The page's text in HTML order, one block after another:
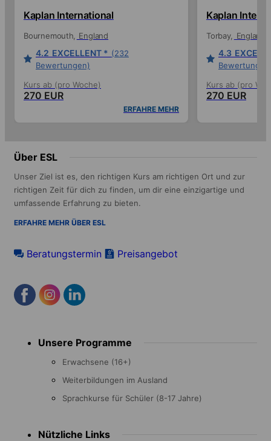
und 3 arabisch sprechende
strenge Unterhaltung nur auf Englisch
geachtet. Ein Minuspunkt würde ich als
die lockere Auslegung des
Unterrichtsbeginnes von
außereuropäischen Schülern
bezeichnen. Es nervte, wenn in den
ersten 30 Minuten des Unterricht die
Schulleiter brachten kaum
Top.
Kaplan International
Bournemouth England
4.2 EXCELLENT * (232
Bewertungen)
Kurs ab (pro Woche)
270 EUR
ERFAHRE MEHR
Kaplan
Torbay England
4.3
Kurs ab (pro
270 EUR
Über ESL
Unser Ziel ist es, den richtigen Kurs am richtigen Ort und zur
richtigen Zeit für dich zu finden, um dir eine einzigartige und
umfassende Erfahrung zu bieten.
ERFAHRE MEHR ÜBER ESL
Beratungstermin Preisangebot
menu Unsere Programme
Erwachsene (16+)
Weiterbildungen im Ausland
Sprachkurse für Schüler (8-17 Jahre)
Nützliche Links